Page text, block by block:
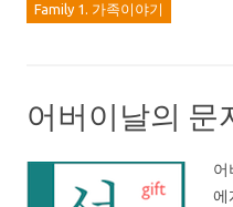
Family 1. 가족이야기
어버이날의 문
어
에